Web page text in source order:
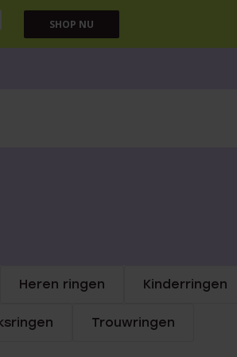
SHOP NU
Heren ringen Kinderringen
Trouwringen